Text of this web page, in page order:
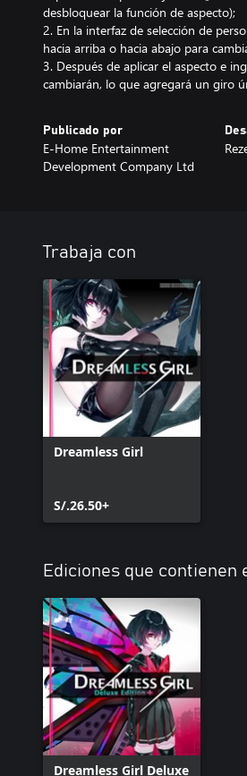
desbloquear la función de aspecto);
2. En la interfaz de selección de
hacia arriba o hacia abajo para
3. Después de aplicar el aspecto e
cambiarán, lo que agregará un giro
Publicado por
E-Home Entertainment
Development Company Ltd
Trabaja con
Dreamless Girl
S/.26.50+
Ediciones que contienen
Dreamless Girl Deluxe